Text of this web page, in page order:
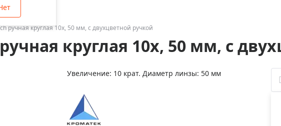
Аксессуары для микроскопов
Аксессуары для зрительных труб
Аксессуары для биноклей
Аксессуары для луп
Наборы исследователя Bresser
Наборы для химических опытов
Глобусы
ручная круглая 10х, 50 мм, с двухцветной ручкой
круглая 10х, 50 мм, с
Увеличение: 10 крат. Диаметр линзы: 50 мм